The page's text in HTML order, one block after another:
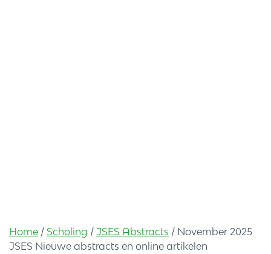
Home / Scholing / JSES Abstracts / November 2025
JSES Nieuwe abstracts en online artikelen